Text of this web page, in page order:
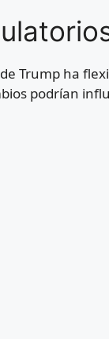
Trump ha
podrían